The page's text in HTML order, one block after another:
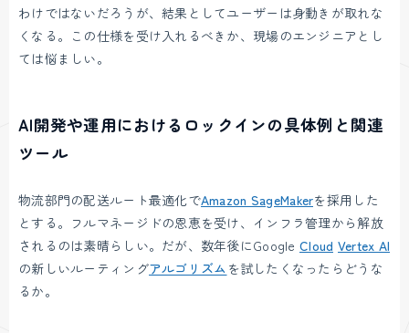
わけではないだろうが、結果としてユーザーは身動きが取れな
くなる。この仕様を受け入れるべきか、現場のエンジニアとし
ては悩ましい。
AI開発や運用におけるロックインの具体例と関連
ツール
物流部門の配送ルート最適化でAmazon SageMakerを採用した
とする。フルマネージドの恩恵を受け、インフラ管理から解放
されるのは素晴らしい。だが、数年後にGoogle Cloud Vertex AI
の新しいルーティングアルゴリズム を試したくなったらどうな
るか。